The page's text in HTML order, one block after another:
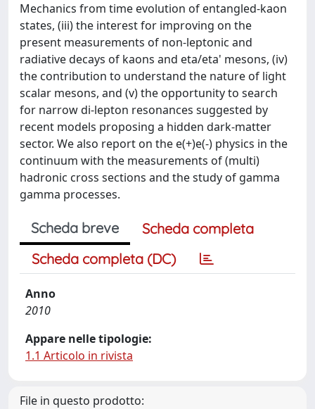
Mechanics from time evolution of entangled-kaon
states, (iii) the interest for improving on the
present measurements of non-leptonic and
radiative decays of kaons and eta/eta' mesons, (iv)
the contribution to understand the nature of light
scalar mesons, and (v) the opportunity to search
for narrow di-lepton resonances suggested by
recent models proposing a hidden dark-matter
sector. We also report on the e(+)e(-) physics in the
continuum with the measurements of (multi)
hadronic cross sections and the study of gamma
gamma processes.
Scheda breve
Scheda completa
Scheda completa (DC)
Anno
2010
Appare nelle tipologie:
1.1 Articolo in rivista
File in questo prodotto: